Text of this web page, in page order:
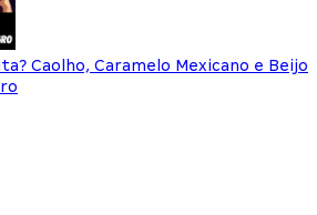
Caolho, Caramelo Mexicano e Beijo